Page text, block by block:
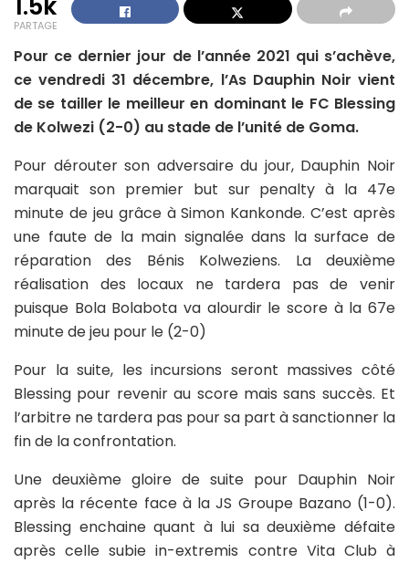
1.5k
PARTAGE
Pour ce dernier jour de l’année 2021 qui s’achève,
ce vendredi 31 décembre, l’As Dauphin Noir vient
de se tailler le meilleur en dominant le FC Blessing
de Kolwezi (2-0) au stade de l’unité de Goma.
Pour dérouter son adversaire du jour, Dauphin Noir
marquait son premier but sur penalty à la 47e
minute de jeu grâce à Simon Kankonde. C’est après
une faute de la main signalée dans la surface de
réparation des Bénis Kolweziens. La deuxième
réalisation des locaux ne tardera pas de venir
puisque Bola Bolabota va alourdir le score à la 67e
minute de jeu pour le (2-0)
Pour la suite, les incursions seront massives côté
Blessing pour revenir au score mais sans succès. Et
l’arbitre ne tardera pas pour sa part à sanctionner la
fin de la confrontation.
Une deuxième gloire de suite pour Dauphin Noir
après la récente face à la JS Groupe Bazano (1-0).
Blessing enchaine quant à lui sa deuxième défaite
après celle subie in-extremis contre Vita Club à